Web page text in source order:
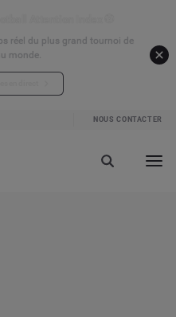
réel du plus grand tournoi de
monde.
NOUS CONTACTER